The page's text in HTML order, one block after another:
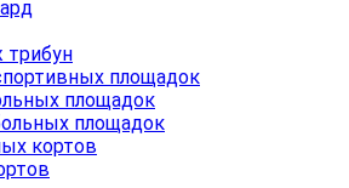
трибун
площадок
площадок
площадок
кортов